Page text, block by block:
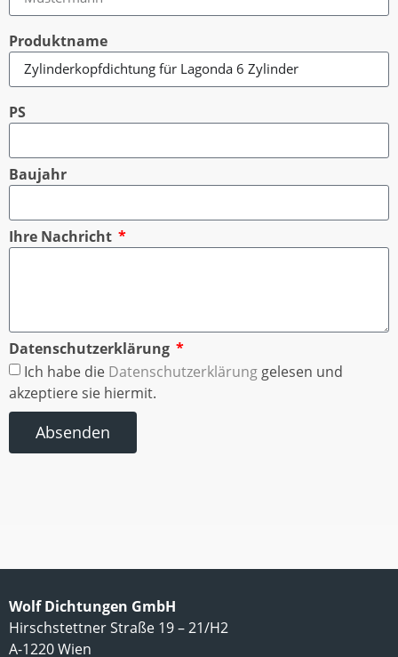
Produktname
PS
Baujahr
Ihre Nachricht
Datenschutzerklärung
Ich habe die Datenschutzerklärung gelesen und
akzeptiere sie hiermit.
Absenden
Wolf Dichtungen GmbH
Hirschstettner Straße 19 – 21/H2
A-1220 Wien